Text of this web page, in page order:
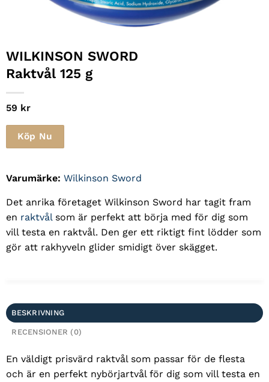
WILKINSON SWORD
Raktvål 125 g
59 kr
Köp Nu
Varumärke: Wilkinson Sword
Det anrika företaget Wilkinson Sword har tagit fram
en raktvål som är perfekt att börja med för dig som
vill testa en raktvål. Den ger ett riktigt fint lödder som
gör att rakhyveln glider smidigt över skägget.
BESKRIVNING
RECENSIONER (0)
En väldigt prisvärd raktvål som passar för de flesta
och är en perfekt nybörjartvål för dig som vill testa en